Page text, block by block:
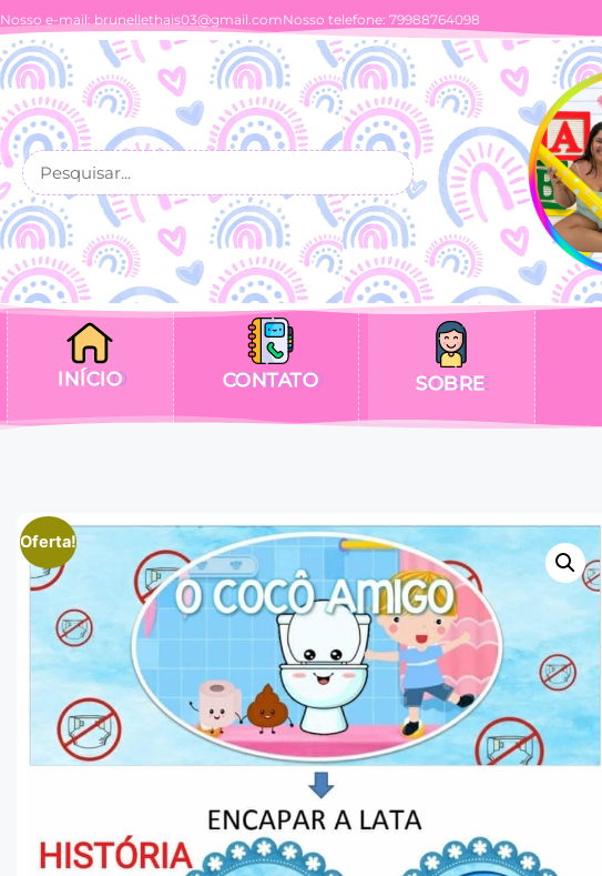
Nosso e-mail:brunellethais03@gmail.comNosso telefone: 79988764098
INÍCIO CONTATO SOBRE
Oferta!